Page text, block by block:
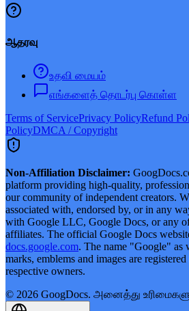
ஆதரவு
உதவி மையம்
எங்களைத் தொடர்பு கொள்ள
Terms of ServicePrivacy PolicyRefund
PolicyDMCA / Copyright
Non-Affiliation Disclaimer:
platform providing high-quality,
our community of independent creators.
associated with, endorsed by, or in any
with Google LLC, Google Docs, or any
affiliates. The official Google Docs
docs.google.com. The name "Google" as
marks, emblems and images are
respective owners.
© 2026 GoogDocs. அனைத்து